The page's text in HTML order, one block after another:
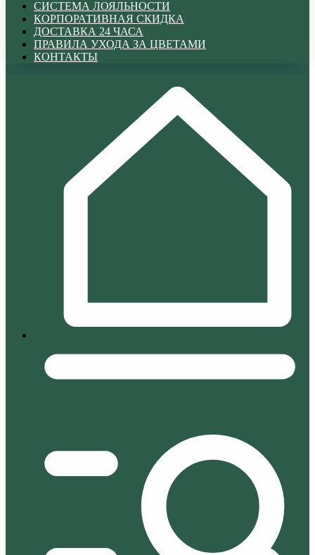
СИСТЕМА ЛОЯЛЬНОСТИ
КОРПОРАТИВНАЯ СКИДКА
ДОСТАВКА 24 ЧАСА
ПРАВИЛА УХОДА ЗА ЦВЕТАМИ
КОНТАКТЫ